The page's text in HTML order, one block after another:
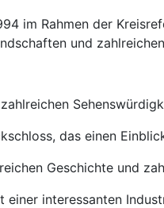
im Rahmen der
und
das einen
Geschichte und
einer interessanten